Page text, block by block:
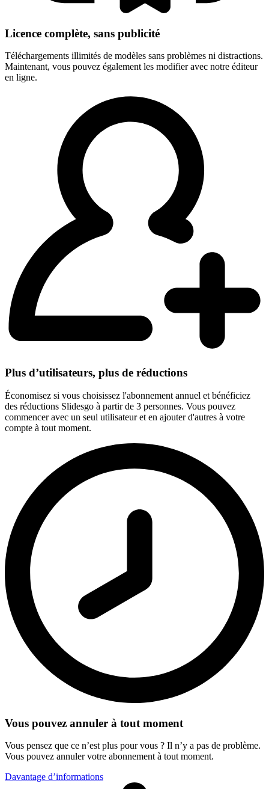
Licence complète, sans publicité
Téléchargements illimités de modèles sans problèmes ni distractions.
Maintenant, vous pouvez également les modifier avec notre éditeur
en ligne.
Plus d’utilisateurs, plus de réductions
Économisez si vous choisissez l'abonnement annuel et bénéficiez
des réductions Slidesgo à partir de 3 personnes. Vous pouvez
commencer avec un seul utilisateur et en ajouter d'autres à votre
compte à tout moment.
Vous pouvez annuler à tout moment
Vous pensez que ce n’est plus pour vous ? Il n’y a pas de problème.
Vous pouvez annuler votre abonnement à tout moment.
Davantage d’informations